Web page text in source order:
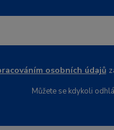
osobních údajů
Můžete se kdykoli